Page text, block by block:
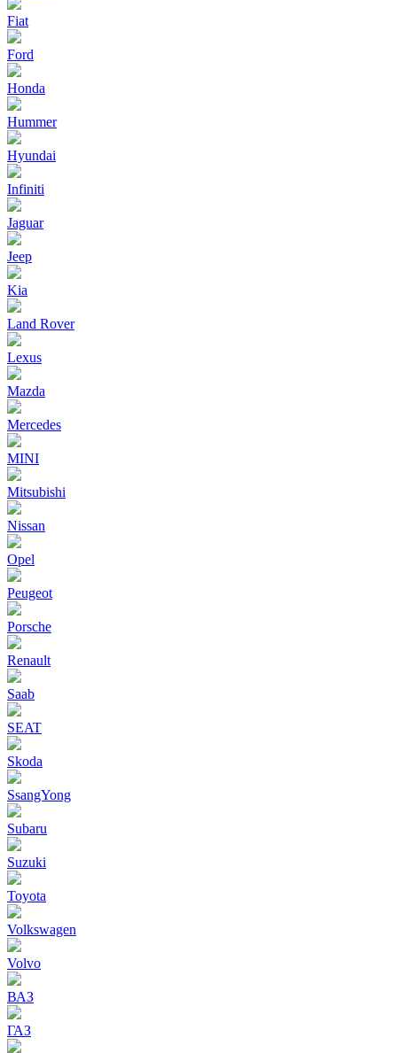
Fiat
Ford
Honda
Hummer
Hyundai
Infiniti
Jaguar
Jeep
Kia
Land Rover
Lexus
Mazda
Mercedes
MINI
Mitsubishi
Nissan
Opel
Peugeot
Porsche
Renault
Saab
SEAT
Skoda
SsangYong
Subaru
Suzuki
Toyota
Volkswagen
Volvo
ВАЗ
ГАЗ